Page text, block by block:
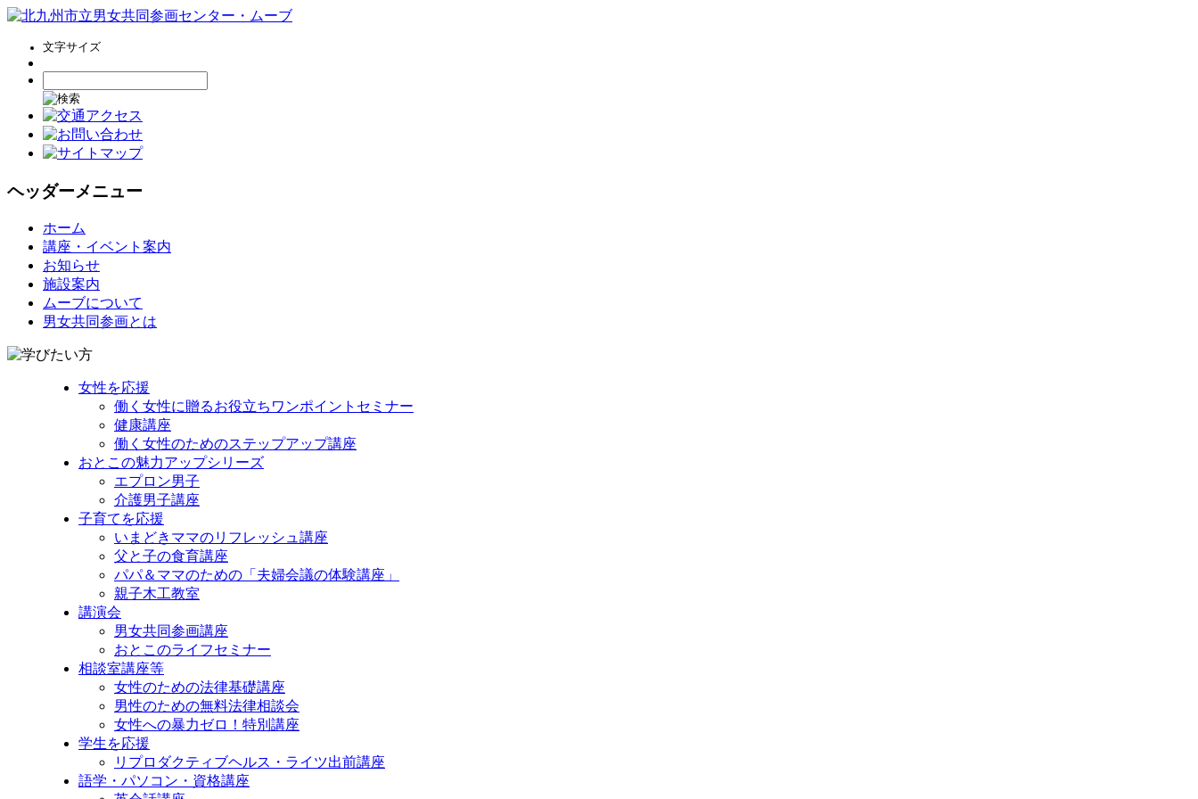
文字サイズ
ヘッダーメニュー
キ
ホーム
講座・イベント案内
お知らせ
施設案内
ムーブについて
男女共同参画とは
女性を応援
働く女性に贈るお役立ちワンポイントセミナー
健康講座
働く女性のためのステップアップ講座
おとこの魅力アップシリーズ
エプロン男子
介護男子講座
子育てを応援
いまどきママのリフレッシュ講座
父と子の食育講座
パパ＆ママのための「夫婦会議の体験講座」
親子木工教室
講演会
男女共同参画講座
おとこのライフセミナー
相談室講座等
女性のための法律基礎講座
男性のための無料法律相談会
女性への暴力ゼロ！特別講座
学生を応援
リプロダクティブヘルス・ライツ出前講座
語学・パソコン・資格講座